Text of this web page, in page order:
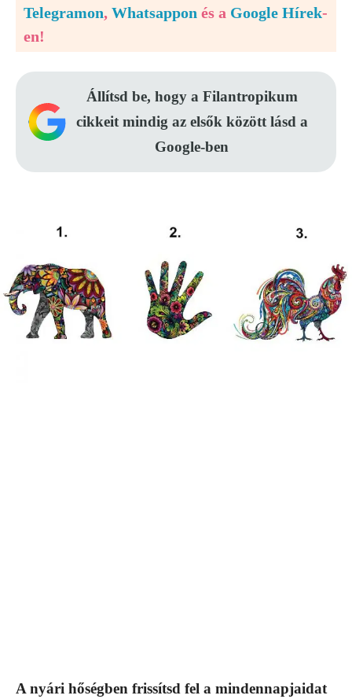
Telegramon, Whatsappon és a Google Hírek-
en!
Állítsd be, hogy a Filantropikum
cikkeit mindig az elsők között lásd a
Google-ben
A nyári hőségben frissítsd fel a mindennapjaidat